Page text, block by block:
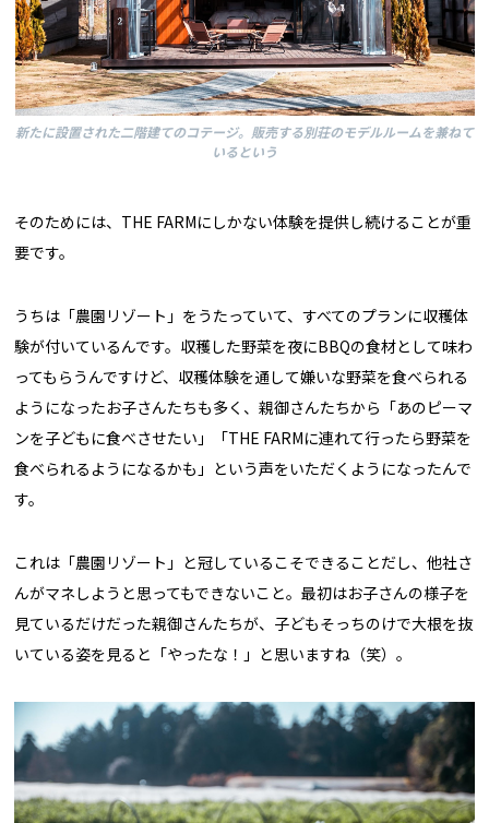
新たに設置された二階建てのコテージ。販売する別荘のモデルルームを兼ねて
いるという
そのためには、THE FARMにしかない体験を提供し続けることが重
要です。
うちは「農園リゾート」をうたっていて、すべてのプランに収穫体
験が付いているんです。収穫した野菜を夜にBBQの食材として味わ
ってもらうんですけど、収穫体験を通して嫌いな野菜を食べられる
ようになったお子さんたちも多く、親御さんたちから「あのピーマ
ンを子どもに食べさせたい」「THE FARMに連れて行ったら野菜を
食べられるようになるかも」という声をいただくようになったんで
す。
これは「農園リゾート」と冠しているこそできることだし、他社さ
んがマネしようと思ってもできないこと。最初はお子さんの様子を
見ているだけだった親御さんたちが、子どもそっちのけで大根を抜
いている姿を見ると「やったな！」と思いますね（笑）。